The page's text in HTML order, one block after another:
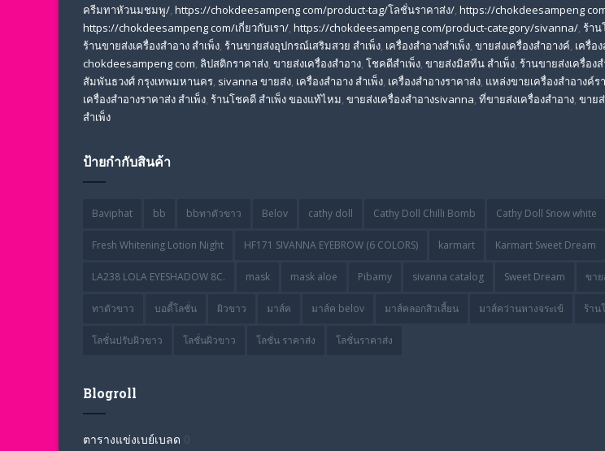
ครีมทาหัวนมชมพู/, https://chokdeesampeng com/product-tag/โลชั่นราคาส่ง/, https://chokdeesampeng
https://chokdeesampeng com/เกี่ยวกับเรา/, https://chokdeesampeng com/product-category/sivanna/, ร้าน
ร้านขายส่งเครื่องสําอาง สําเพ็ง, ร้านขายส่งอุปกรณ์เสริมสวย สําเพ็ง, เครื่องสำอางสำเพ็ง, ขายส่งเครื่องสำอางค์, เครื่อ
chokdeesampeng com, ลิปสติกราคาส่ง, ขายส่งเครื่องสำอาง, โชคดีสำเพ็ง, ขายส่งมิสทีน สําเพ็ง, ร้านขายส่งเครื่อง
สัมพันธวงศ์ กรุงเทพมหานคร, sivanna ขายส่ง, เครื่องสําอาง สําเพ็ง, เครื่องสําอางราคาส่ง, แหล่งขายเครื่องสําอางค์ร
เครื่องสําอางราคาส่ง สําเพ็ง, ร้านโชคดี สําเพ็ง ของแท้ไหม, ขายส่งเครื่องสําอางsivanna, ที่ขายส่งเครื่องสําอาง, ขายส่
สำเพ็ง
ป้ายกำกับสินค้า
Baviphat bb bbทาตัวขาว Belov cathy doll Cathy Doll Chilli Bomb Cathy Doll Snow white
Fresh Whitening Lotion Night HF171 SIVANNA EYEBROW (6 COLORS) karmart Karmart Sweet Dream
LA238 LOLA EYESHADOW 8C. mask mask aloe Pibamy sivanna catalog Sweet Dream ขาย
ทาตัวขาว บอดี้โลชั่น ผิวขาว มาส์ค มาส์ค belov มาส์คลอกสิวเสี้ยน มาส์คว่านหางจระเข้ ร้าน
โลชั่นปรับผิวขาว โลชั่นผิวขาว โลชั่น ราคาส่ง โลชั่นราคาส่ง
Blogroll
ตารางแข่งเบย์เบลด 0